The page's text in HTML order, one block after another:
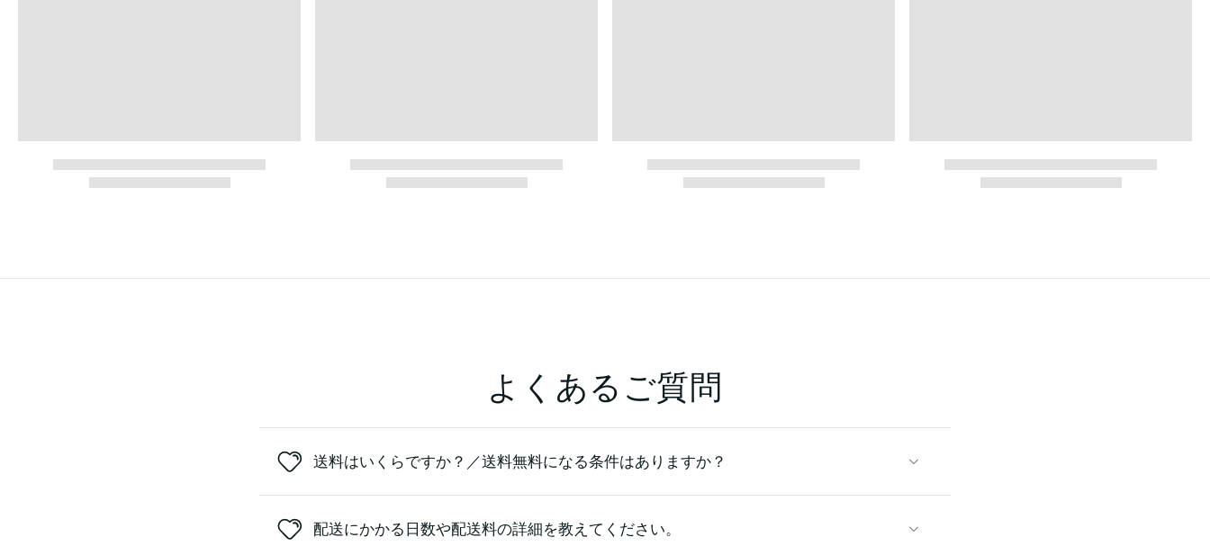
よくあるご質問
送料はいくらですか？／送料無料になる条件はありますか？
配送にかかる日数や配送料の詳細を教えてください。